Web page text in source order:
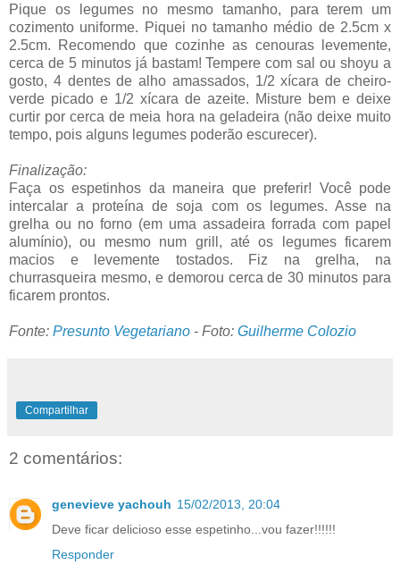
Pique os legumes no mesmo tamanho, para terem um
cozimento uniforme. Piquei no tamanho médio de 2.5cm x
2.5cm. Recomendo que cozinhe as cenouras levemente,
cerca de 5 minutos já bastam! Tempere com sal ou shoyu a
gosto, 4 dentes de alho amassados, 1/2 xícara de cheiro-
verde picado e 1/2 xícara de azeite. Misture bem e deixe
curtir por cerca de meia hora na geladeira (não deixe muito
tempo, pois alguns legumes poderão escurecer).
Finalização:
Faça os espetinhos da maneira que preferir! Você pode
intercalar a proteína de soja com os legumes. Asse na
grelha ou no forno (em uma assadeira forrada com papel
alumínio), ou mesmo num grill, até os legumes ficarem
macios e levemente tostados. Fiz na grelha, na
churrasqueira mesmo, e demorou cerca de 30 minutos para
ficarem prontos.
Fonte: Presunto Vegetariano - Foto: Guilherme Colozio
Compartilhar
2 comentários:
genevieve yachouh 15/02/2013, 20:04
Deve ficar delicioso esse espetinho...vou fazer!!!!!!
Responder